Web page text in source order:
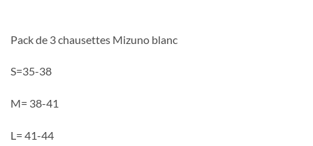
Pack de 3 chausettes Mizuno blanc
S=35-38
M= 38-41
L= 41-44